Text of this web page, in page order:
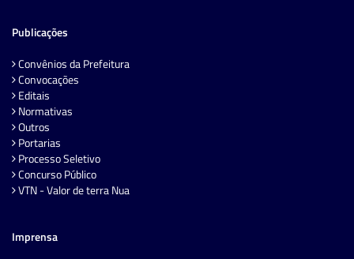
Publicações
Convênios da Prefeitura
Convocações
Editais
Normativas
Outros
Portarias
Processo Seletivo
Concurso Público
VTN - Valor de terra Nua
Imprensa